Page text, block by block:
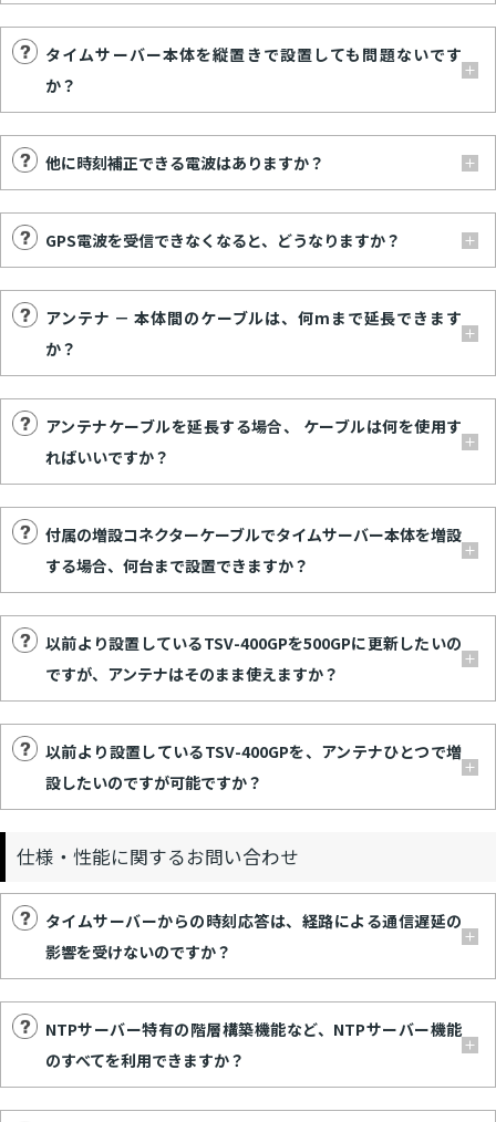
タイムサーバー本体を縦置きで設置しても問題ないです
か？
他に時刻補正できる電波はありますか？
GPS電波を受信できなくなると、どうなりますか？
アンテナ － 本体間のケーブルは、何mまで延長できます
か？
アンテナケーブルを延長する場合、 ケーブルは何を使用す
ればいいですか？
付属の増設コネクターケーブルでタイムサーバー本体を増設
する場合、何台まで設置できますか？
以前より設置しているTSV-400GPを500GPに更新したいの
ですが、アンテナはそのまま使えますか？
以前より設置しているTSV-400GPを、アンテナひとつで増
設したいのですが可能ですか？
仕様・性能に関するお問い合わせ
タイムサーバーからの時刻応答は、経路による通信遅延の
影響を受けないのですか？
NTPサーバー特有の階層構築機能など、NTPサーバー機能
のすべてを利用できますか？